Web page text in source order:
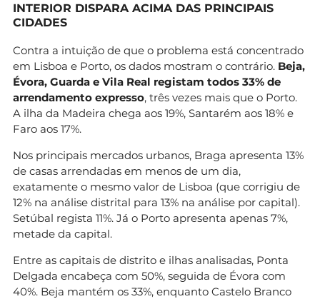
INTERIOR DISPARA ACIMA DAS PRINCIPAIS
CIDADES
Contra a intuição de que o problema está concentrado
em Lisboa e Porto, os dados mostram o contrário. Beja,
Évora, Guarda e Vila Real registam todos 33% de
arrendamento expresso, três vezes mais que o Porto.
A ilha da Madeira chega aos 19%, Santarém aos 18% e
Faro aos 17%.
Nos principais mercados urbanos, Braga apresenta 13%
de casas arrendadas em menos de um dia,
exatamente o mesmo valor de Lisboa (que corrigiu de
12% na análise distrital para 13% na análise por capital).
Setúbal regista 11%. Já o Porto apresenta apenas 7%,
metade da capital.
Entre as capitais de distrito e ilhas analisadas, Ponta
Delgada encabeça com 50%, seguida de Évora com
40%. Beja mantém os 33%, enquanto Castelo Branco